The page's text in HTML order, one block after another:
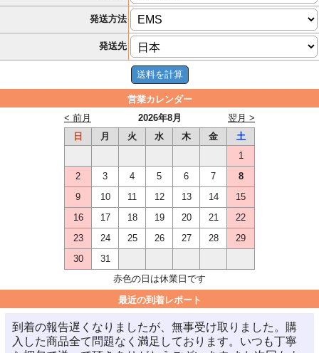
発送方法
発送先
営業カレンダー
2026年8月
< 前月
翌月 >
日
月 火 水 木 金
土
1
2
3 4 5 6 7
8
9
10 11 12 13 14
15
16
17 18 19 20 21
22
23
24 25 26 27 28
29
30
31
赤色の日は休業日です
最近の到着レポート
到着の報告遅くなりましたが、無事受け取りました。購
入した商品全て問題なく満足しております。いつも丁寧